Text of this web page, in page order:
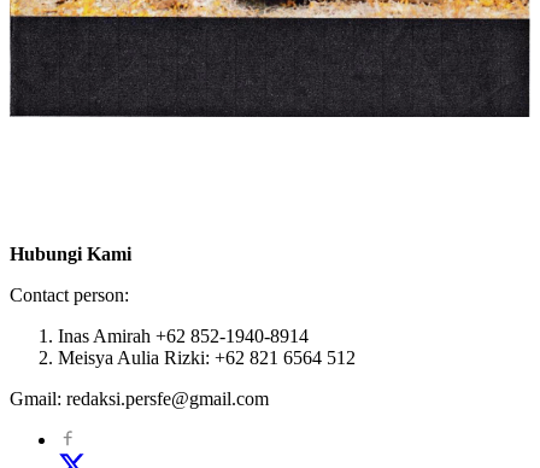
Hubungi Kami
Contact person:
Inas Amirah +62 852-1940-8914
Meisya Aulia Rizki: +62 821 6564 512
Gmail: redaksi.persfe@gmail.com